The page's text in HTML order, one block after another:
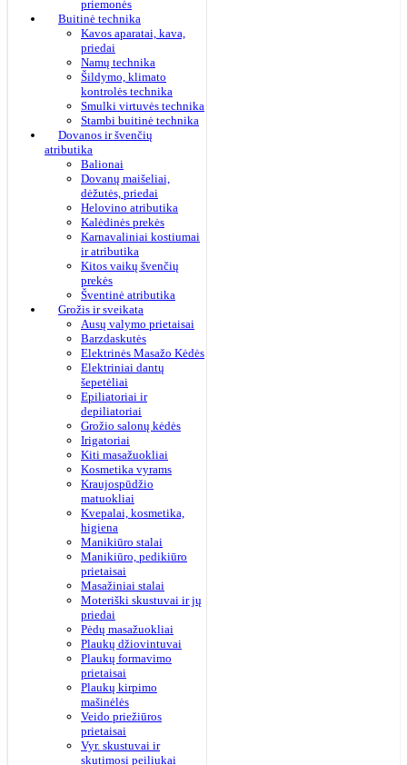
priemonės
Buitinė technika
Kavos aparatai, kava,
priedai
Namų technika
Šildymo, klimato
kontrolės technika
Smulki virtuvės technika
Stambi buitinė technika
Dovanos ir švenčių
atributika
Balionai
Dovanų maišeliai,
dėžutės, priedai
Helovino atributika
Kalėdinės prekės
Karnavaliniai kostiumai
ir atributika
Kitos vaikų švenčių
prekės
Šventinė atributika
Grožis ir sveikata
Ausų valymo prietaisai
Barzdaskutės
Elektrinės Masažo Kėdės
Elektriniai dantų
šepetėliai
Epiliatoriai ir
depiliatoriai
Grožio salonų kėdės
Irigatoriai
Kiti masažuokliai
Kosmetika vyrams
Kraujospūdžio
matuokliai
Kvepalai, kosmetika,
higiena
Manikiūro stalai
Manikiūro, pedikiūro
prietaisai
Masažiniai stalai
Moteriški skustuvai ir jų
priedai
Pėdų masažuokliai
Plaukų džiovintuvai
Plaukų formavimo
prietaisai
Plaukų kirpimo
mašinėlės
Veido priežiūros
prietaisai
Vyr. skustuvai ir
skutimosi peiliukai